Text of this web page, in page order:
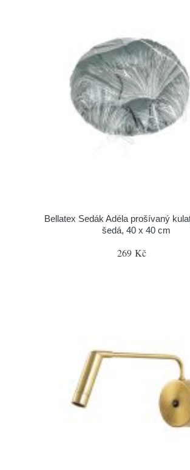
Bellatex Sedák Adéla prošívaný
šedá, 40 x 40 cm
269 Kč